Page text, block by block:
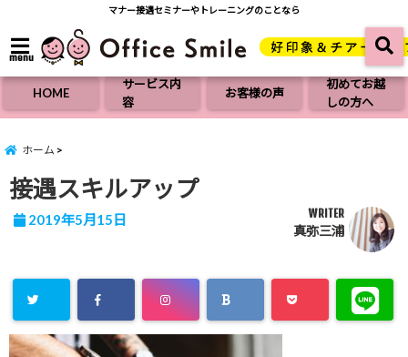
マナー接遇セミナーやトレーニングのことなら
menu
HOME
サービス内
容
お客様の声
初めてお越
しの方へ
ホーム
接遇スキルアップ
2019年5月15日 WRITER
真弥三浦